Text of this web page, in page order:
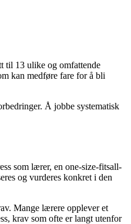
til 13 ulike og omfattende
kan medføre fare for å bli
Å jobbe systematisk
som lærer, en one-size-fitsall-
og vurderes konkret i den
Mange lærere opplever et
krav som ofte er langt utenfor